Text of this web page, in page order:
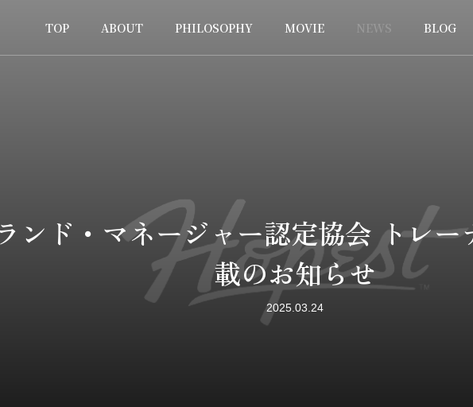
TOP ABOUT PHILOSOPHY MOVIE NEWS BLOG
ンド・マネージャー認定協会 トレー
載のお知らせ
2025.03.24